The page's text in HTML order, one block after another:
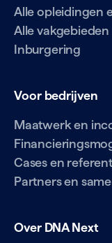
Alle opleidingen
Alle vakgebieden
Inburgering
Voor bedrijven
Maatwerk en
Cases en
Partners en
Over DNA Next